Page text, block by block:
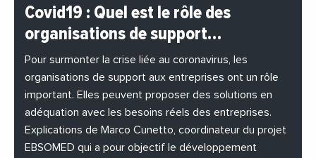
#BuzzNews
#Decideurs
#EchangesMediterraneens
#Economie
#EnDirectDe
#Entreprises
#Institutions
#PhotosEtVideos
Covid19 : Quel est le rôle des
organisations de support…
Pour surmonter la crise liée au coronavirus, les
organisations de support aux entreprises ont un rôle
important. Elles peuvent proposer des solutions en
adéquation avec les besoins réels des entreprises.
Explications de Marco Cunetto, coordinateur du projet
EBSOMED qui a pour objectif le développement